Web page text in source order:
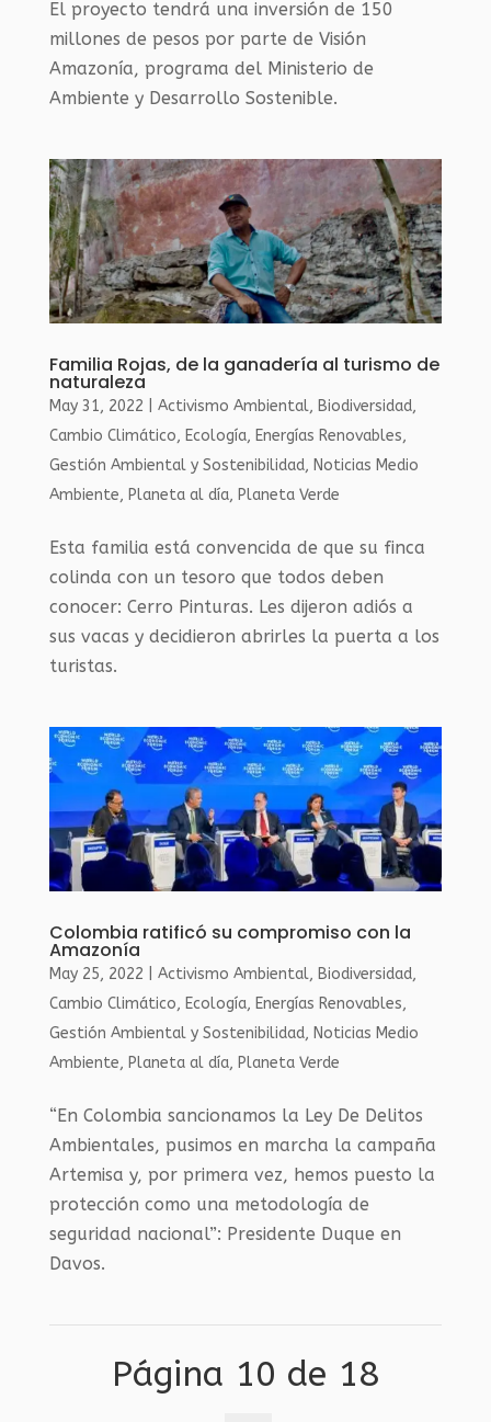
El proyecto tendrá una inversión de 150
millones de pesos por parte de Visión
Amazonía, programa del Ministerio de
Ambiente y Desarrollo Sostenible.
Familia Rojas, de la ganadería al turismo de
naturaleza
May 31, 2022 Activismo Ambiental, Biodiversidad,
Cambio Climático, Ecología, Energías Renovables,
Gestión Ambiental y Sostenibilidad, Noticias Medio
Ambiente, Planeta al día, Planeta Verde
Esta familia está convencida de que su finca
colinda con un tesoro que todos deben
conocer: Cerro Pinturas. Les dijeron adiós a
sus vacas y decidieron abrirles la puerta a los
turistas.
Colombia ratificó su compromiso con la
Amazonía
May 25, 2022 Activismo Ambiental, Biodiversidad,
Cambio Climático, Ecología, Energías Renovables,
Gestión Ambiental y Sostenibilidad, Noticias Medio
Ambiente, Planeta al día, Planeta Verde
“En Colombia sancionamos la Ley De Delitos
Ambientales, pusimos en marcha la campaña
Artemisa y, por primera vez, hemos puesto la
protección como una metodología de
seguridad nacional”: Presidente Duque en
Davos.
Página 10 de 18